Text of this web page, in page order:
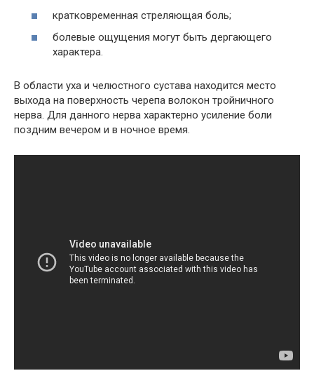
кратковременная стреляющая боль;
болевые ощущения могут быть дергающего
характера.
В области уха и челюстного сустава находится место
выхода на поверхность черепа волокон тройничного
нерва. Для данного нерва характерно усиление боли
поздним вечером и в ночное время.